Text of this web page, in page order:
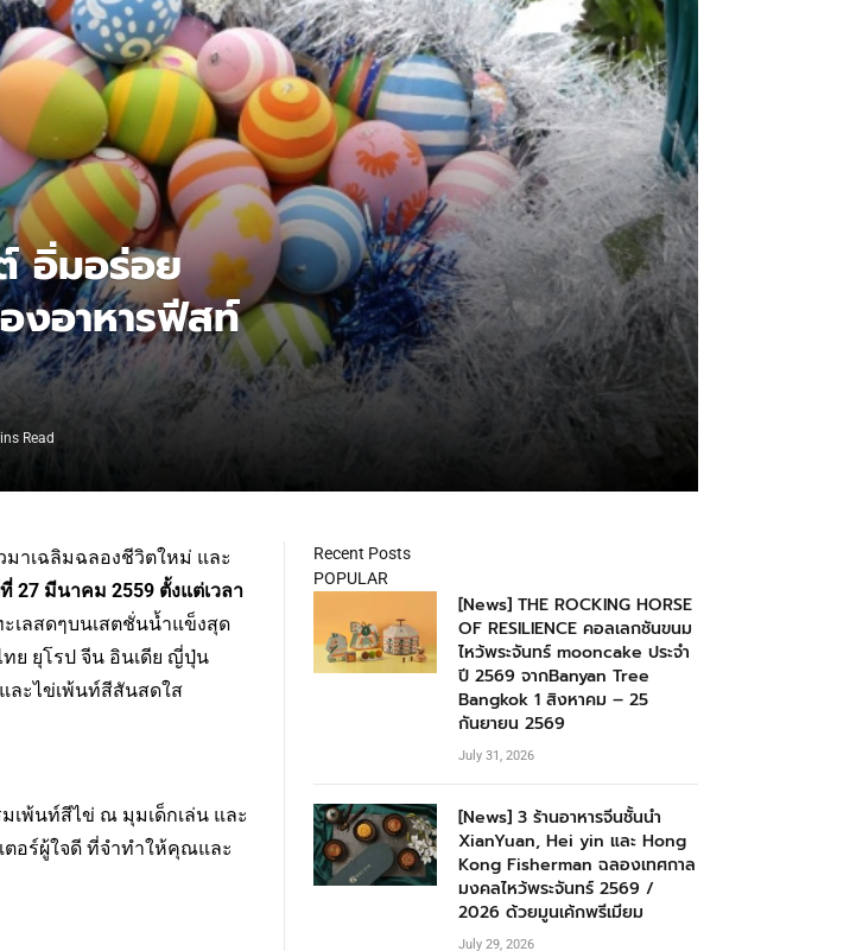
อิ่มอร่อย
อาหารฟีสท์
Read
าเฉลิมฉลองชีวิตใหม่ และ
27 มีนาคม 2559 ตั้งแต่เวลา
เลสดๆบนเสตชั่นน้ำแข็งสุด
ย ยุโรป จีน อินเดีย ญี่ปุ่น
ละไข่เพ้นท์สีสันสดใส
เพ้นท์สีไข่ ณ มุมเด็กเล่น และ
ตอร์ผู้ใจดี ที่จำทำให้คุณและ
Recent Posts
POPULAR
[News] THE ROCKING HORSE
OF RESILIENCE คอลเลกชันขนม
ไหว้พระจันทร์ mooncake ประจำ
ปี 2569 จากBanyan Tree
Bangkok 1 สิงหาคม – 25
กันยายน 2569
July 31, 2026
[News] 3 ร้านอาหารจีนชั้นนำ
XianYuan, Hei yin และ Hong
Kong Fisherman ฉลองเทศกาล
มงคลไหว้พระจันทร์ 2569 /
2026 ด้วยมูนเค้กพรีเมียม
July 29, 2026